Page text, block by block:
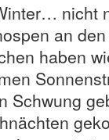
nicht
an
haben
Schwung